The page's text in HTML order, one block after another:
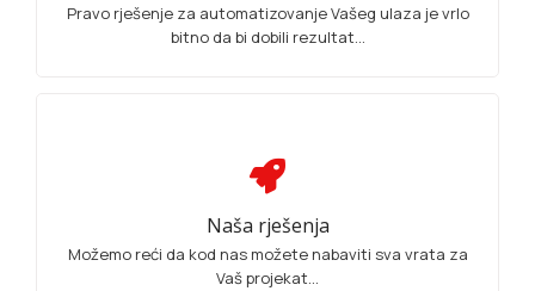
Pravo rješenje za automatizovanje Vašeg ulaza je vrlo
bitno da bi dobili rezultat...
Naša rješenja
Možemo reći da kod nas možete nabaviti sva vrata za
Vaš projekat...